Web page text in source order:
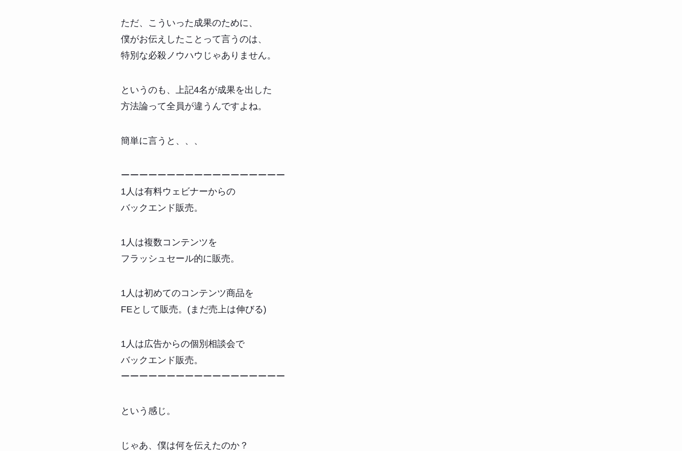
ただ、こういった成果のために、
僕がお伝えしたことって言うのは、
特別な必殺ノウハウじゃありません。
というのも、上記4名が成果を出した
方法論って全員が違うんですよね。
簡単に言うと、、、
ーーーーーーーーーーーーーーーーーー
1人は有料ウェビナーからの
バックエンド販売。
1人は複数コンテンツを
フラッシュセール的に販売。
1人は初めてのコンテンツ商品を
FEとして販売。(まだ売上は伸びる)
1人は広告からの個別相談会で
バックエンド販売。
ーーーーーーーーーーーーーーーーーー
という感じ。
じゃあ、僕は何を伝えたのか？